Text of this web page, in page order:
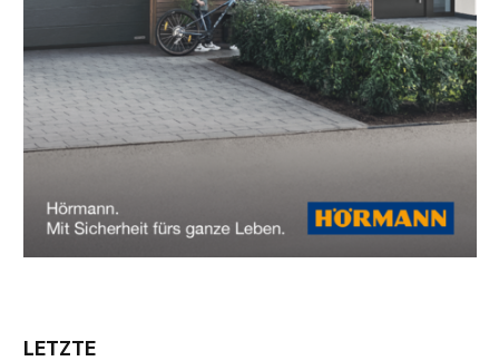
LETZTE